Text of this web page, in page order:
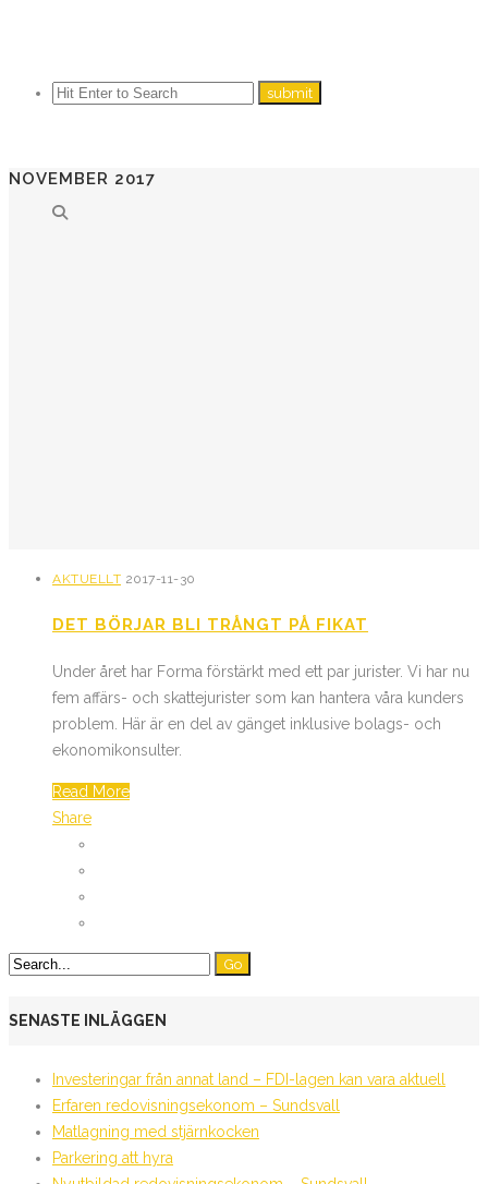
NOVEMBER 2017
AKTUELLT 2017-11-30
DET BÖRJAR BLI TRÅNGT PÅ FIKAT
Under året har Forma förstärkt med ett par jurister. Vi har nu
fem affärs- och skattejurister som kan hantera våra kunders
problem. Här är en del av gänget inklusive bolags- och
ekonomikonsulter.
Read More
Share
SENASTE INLÄGGEN
Investeringar från annat land – FDI-lagen kan vara aktuell
Erfaren redovisningsekonom – Sundsvall
Matlagning med stjärnkocken
Parkering att hyra